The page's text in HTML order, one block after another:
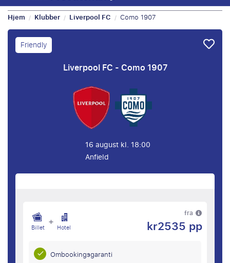
Hjem / Klubber / Liverpool FC / Como 1907
Friendly
Liverpool FC - Como 1907
16 august kl. 18:00
Anfield
Billet + Hotel
fra
kr2535 pp
Ombookingsgaranti